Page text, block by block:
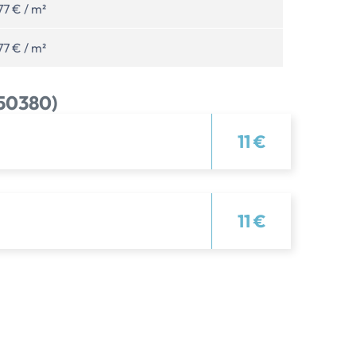
€ / m²
€ / m²
11 €
11 €